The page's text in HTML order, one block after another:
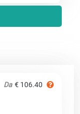
Da € 106.40